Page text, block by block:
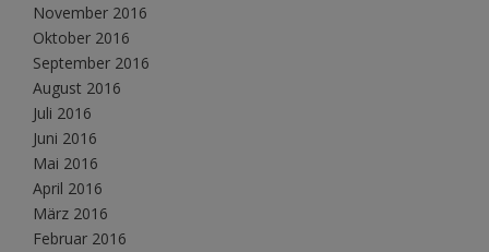
November 2016
Oktober 2016
September 2016
August 2016
Juli 2016
Juni 2016
Mai 2016
April 2016
März 2016
Februar 2016